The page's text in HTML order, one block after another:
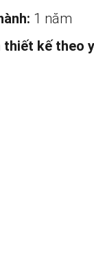
1 năm
thiết kế theo